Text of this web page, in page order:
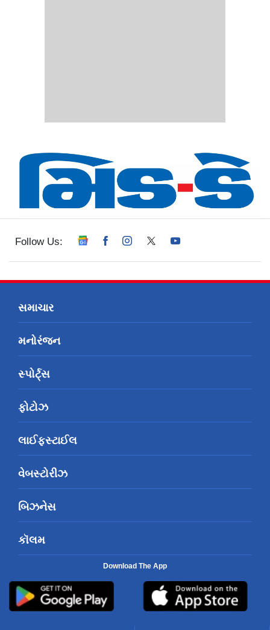
Follow Us:
સમાચાર
મનોરંજન
સ્પોર્ટ્સ
ફોટોઝ
લાઈફસ્ટાઈલ
વેબસ્ટોરીઝ
બિઝનેસ
કૉલમ
Download The App